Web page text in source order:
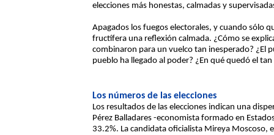
elecciones más honestas, calmadas y
Apagados los fuegos electorales, y cuando sólo
fructífera una reflexión calmada. ¿Cómo se
combinaron para un vuelco tan inesperado? ¿El
pueblo ha llegado al poder? ¿En qué quedó el
Los números de las elecciones
Los resultados de las elecciones indican una
Pérez Balladares -economista formado en
33.2%. La candidata oficialista Mireya Moscoso,